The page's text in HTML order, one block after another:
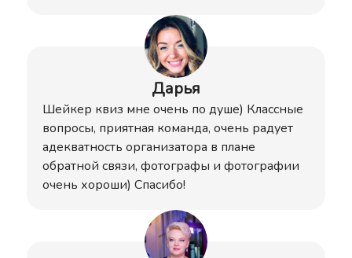
Дарья
Шейкер квиз мне очень по душе) Классные
вопросы, приятная команда, очень радует
адекватность организатора в плане
обратной связи, фотографы и фотографии
очень хороши) Спасибо!